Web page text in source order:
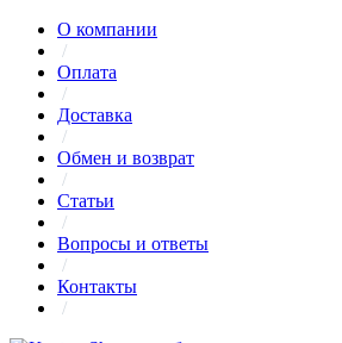
О компании
/
Оплата
/
Доставка
/
Обмен и возврат
/
Статьи
/
Вопросы и ответы
/
Контакты
/